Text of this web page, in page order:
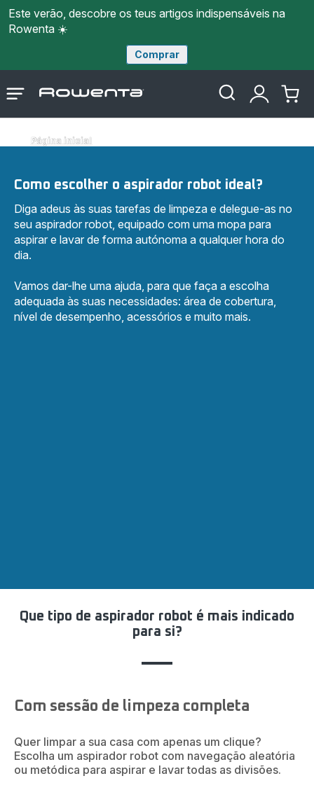
Este verão, descobre os teus artigos indispensáveis na
Rowenta ☀️
Comprar
Página
Rowenta
O
Abrir
Página inicial
Como escolher o aspirador robot ideal?
Diga adeus às suas tarefas de limpeza e delegue-as no
seu aspirador robot, equipado com uma mopa para
aspirar e lavar de forma autónoma a qualquer hora do
dia.
Vamos dar-lhe uma ajuda, para que faça a escolha
adequada às suas necessidades: área de cobertura,
nível de desempenho, acessórios e muito mais.
Que tipo de aspirador robot é mais indicado
para si?
Com sessão de limpeza completa
Quer limpar a sua casa com apenas um clique?
Escolha um aspirador robot com navegação aleatória
ou metódica para aspirar e lavar todas as divisões.